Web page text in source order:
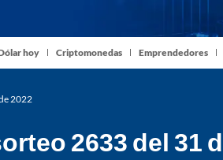
hoy Criptomonedas Emprendedores
2022
2633 del 31